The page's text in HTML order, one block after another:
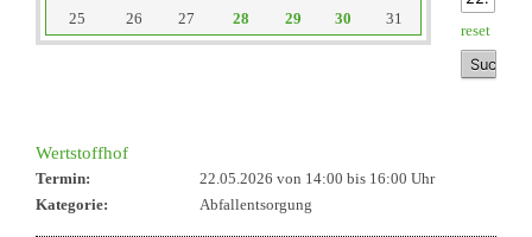
25
26 27 28 29 30 31
reset
Wertstoffhof
Termin: 22.05.2026 von 14:00 bis 16:00 Uhr
Kategorie:
Abfallentsorgung